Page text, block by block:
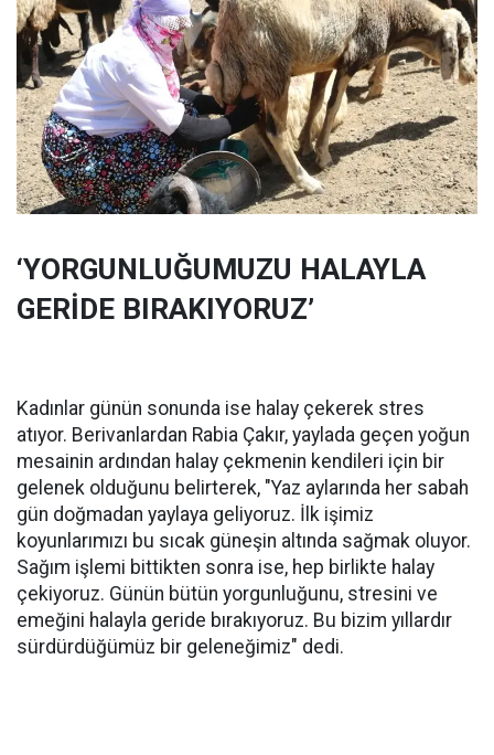
‘YORGUNLUĞUMUZU HALAYLA
GERİDE BIRAKIYORUZ’
Kadınlar günün sonunda ise halay çekerek stres
atıyor. Berivanlardan Rabia Çakır, yaylada geçen yoğun
mesainin ardından halay çekmenin kendileri için bir
gelenek olduğunu belirterek, "Yaz aylarında her sabah
gün doğmadan yaylaya geliyoruz. İlk işimiz
koyunlarımızı bu sıcak güneşin altında sağmak oluyor.
Sağım işlemi bittikten sonra ise, hep birlikte halay
çekiyoruz. Günün bütün yorgunluğunu, stresini ve
emeğini halayla geride bırakıyoruz. Bu bizim yıllardır
sürdürdüğümüz bir geleneğimiz" dedi.